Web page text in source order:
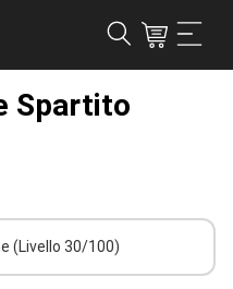
Spartito
(Livello 30/100)